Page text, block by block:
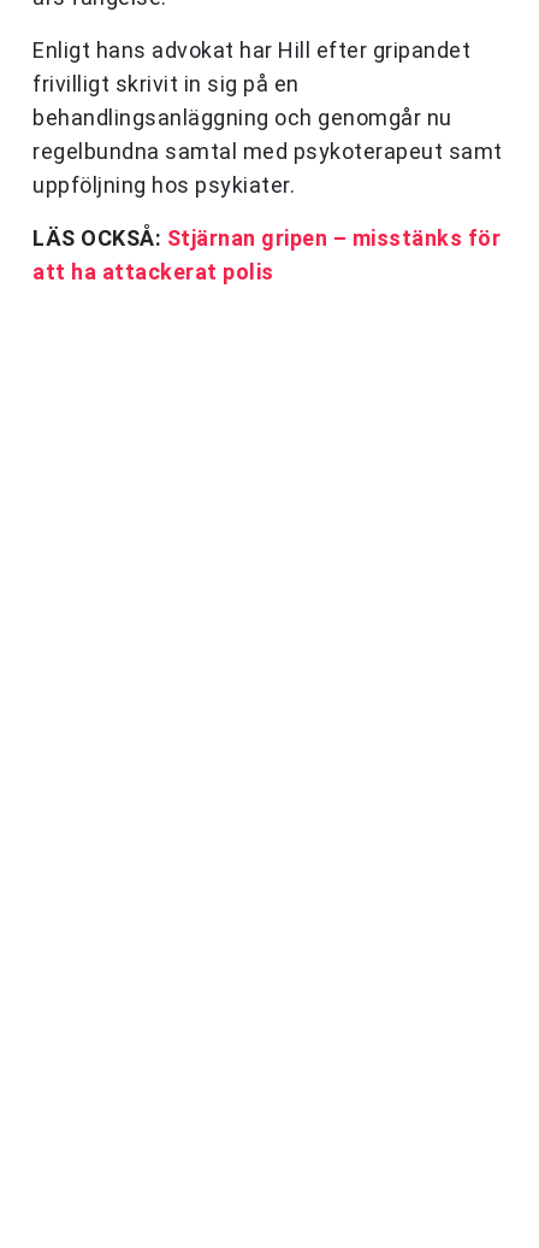
Enligt hans advokat har Hill efter gripandet
frivilligt skrivit in sig på en
behandlingsanläggning och genomgår nu
regelbundna samtal med psykoterapeut samt
uppföljning hos psykiater.
LÄS OCKSÅ: Stjärnan gripen – misstänks för
att ha attackerat polis